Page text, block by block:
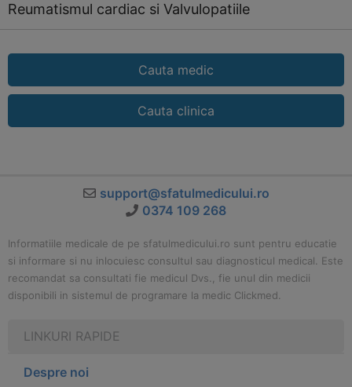
Reumatismul cardiac si Valvulopatiile
Cauta medic
Cauta clinica
support@sfatulmedicului.ro
0374 109 268
Informatiile medicale de pe sfatulmedicului.ro sunt pentru educatie
si informare si nu inlocuiesc consultul sau diagnosticul medical. Este
recomandat sa consultati fie medicul Dvs., fie unul din medicii
disponibili in sistemul de programare la medic Clickmed.
LINKURI RAPIDE
Despre noi